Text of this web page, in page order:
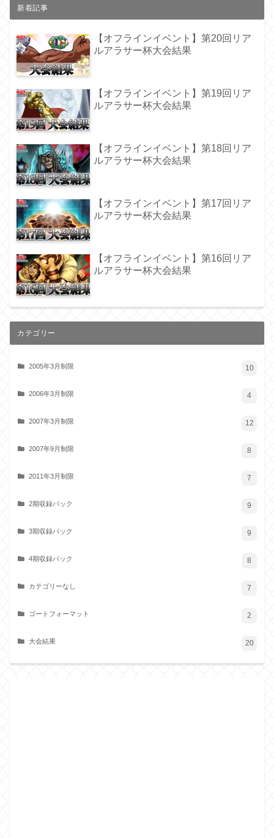
新着記事
【オフラインイベント】第20回リア
ルアラサー杯大会結果
【オフラインイベント】第19回リア
ルアラサー杯大会結果
【オフラインイベント】第18回リア
ルアラサー杯大会結果
【オフラインイベント】第17回リア
ルアラサー杯大会結果
【オフラインイベント】第16回リア
ルアラサー杯大会結果
カテゴリー
2005年3月制限 10
2006年3月制限 4
2007年3月制限 12
2007年9月制限 8
2011年3月制限 7
2期収録パック 9
3期収録パック 9
4期収録パック 8
カテゴリーなし 7
ゴートフォーマット 2
大会結果 20